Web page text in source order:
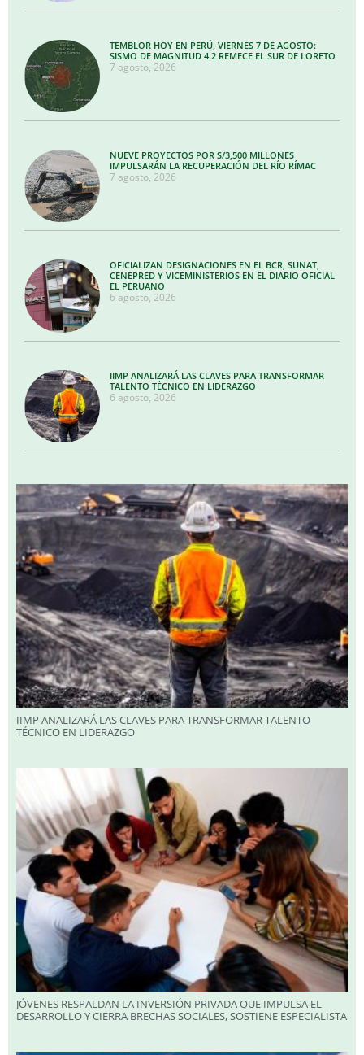
TEMBLOR HOY EN PERÚ, VIERNES 7 DE AGOSTO:
SISMO DE MAGNITUD 4.2 REMECE EL SUR DE LORETO
7 agosto, 2026
NUEVE PROYECTOS POR S/3,500 MILLONES
IMPULSARÁN LA RECUPERACIÓN DEL RÍO RÍMAC
7 agosto, 2026
OFICIALIZAN DESIGNACIONES EN EL BCR, SUNAT,
CENEPRED Y VICEMINISTERIOS EN EL DIARIO OFICIAL
EL PERUANO
6 agosto, 2026
IIMP ANALIZARÁ LAS CLAVES PARA TRANSFORMAR
TALENTO TÉCNICO EN LIDERAZGO
6 agosto, 2026
IIMP ANALIZARÁ LAS CLAVES PARA TRANSFORMAR TALENTO
TÉCNICO EN LIDERAZGO
JÓVENES RESPALDAN LA INVERSIÓN PRIVADA QUE IMPULSA EL
DESARROLLO Y CIERRA BRECHAS SOCIALES, SOSTIENE ESPECIALISTA